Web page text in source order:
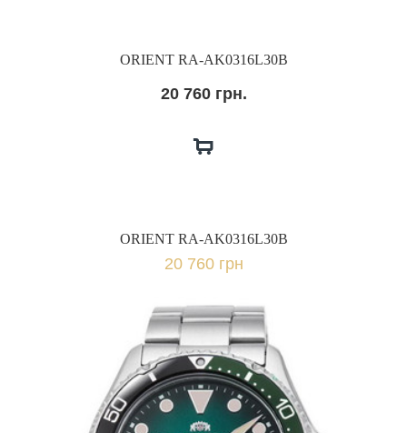
ORIENT RA-AK0316L30B
20 760 грн.
ORIENT RA-AK0316L30B
20 760 грн